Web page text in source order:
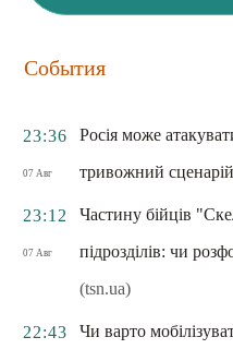
События
23:36
07 Авг
Росія може
тривожний сценарій
23:12
07 Авг
Частину бійців
підрозділів: чи
(tsn.ua)
22:43
Чи варто